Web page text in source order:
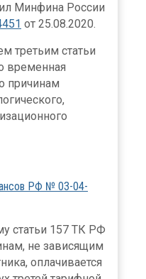
Минфина России
от 25.08.2020.
третьим статьи
временная
причинам
РФ № 03-04-
статьи 157 ТК РФ
не зависящим
оплачивается